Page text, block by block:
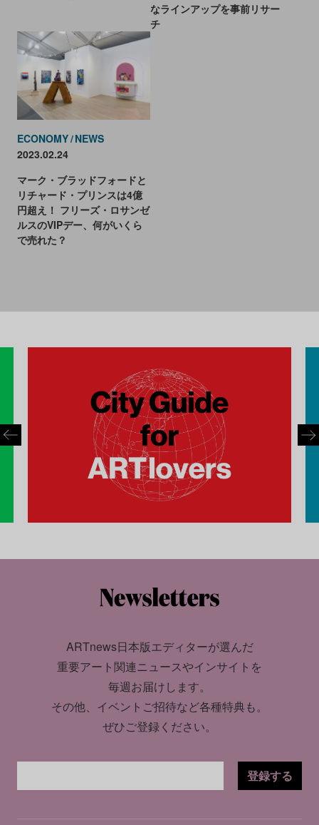
なラインアップを事前リサー
チ
ECONOMY NEWS
2023.02.24
マーク・ブラッドフォードと
リチャード・プリンスは4億
円超え！ フリーズ・ロサンゼ
ルスのVIPデー、何がいくら
で売れた？
ARTnews日本版エディターが選んだ
重要アート関連ニュースやインサイトを
毎週お届けします。
その他、イベントご招待など各種特典も。
ぜひご登録ください。
登録する